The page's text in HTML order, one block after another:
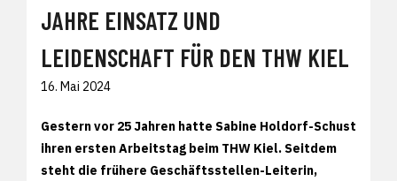
JAHRE EINSATZ UND
LEIDENSCHAFT FÜR DEN THW KIEL
16. Mai 2024
Gestern vor 25 Jahren hatte Sabine Holdorf-Schust
ihren ersten Arbeitstag beim THW Kiel. Seitdem
steht die frühere Geschäftsstellen-Leiterin,